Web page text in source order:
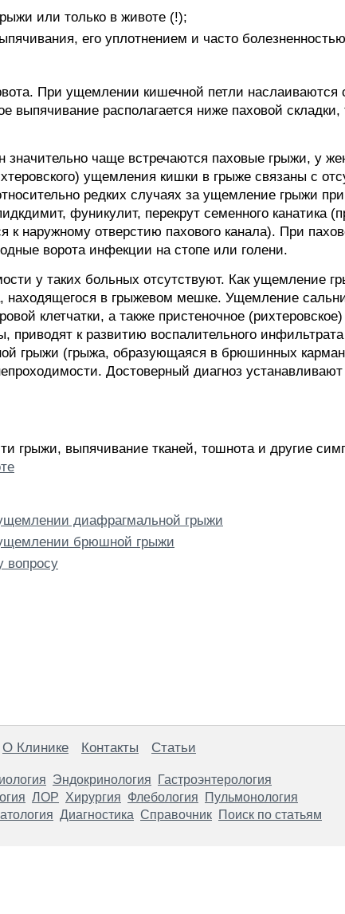
или только в животе (!);
его уплотнением и часто
При ущемлении кишечной петли
выпячивание располагается ниже паховой
значительно чаще встречаются паховые грыжи, у
ущемления кишки в грыже связаны с
редких случаях за ущемление грыжи
фуникулит, перекрут семенного канатика
к наружному отверстию пахового канала). При
ворота инфекции на стопе или голени.
у таких больных отсутствуют. Как ущемление
находящегося в грыжевом мешке. Ущемление
клетчатки, а также пристеночное
приводят к развитию воспалительного
грыжи (грыжа, образующаяся в брюшинных
Достоверный диагноз
грыжи, выпячивание тканей, тошнота и другие
диафрагмальной грыжи
брюшной грыжи
вопросу
О Клинике Контакты Статьи
Эндокринология
Гастроэнтерология
ЛОР Хирургия Флебология
Пульмонология
Диагностика Справочник Поиск по статьям